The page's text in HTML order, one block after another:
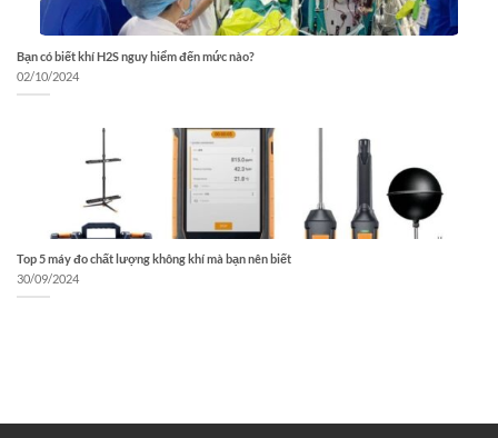
Bạn có biết khí H2S nguy hiểm đến mức nào?
02/10/2024
Top 5 máy đo chất lượng không khí mà bạn nên biết
30/09/2024